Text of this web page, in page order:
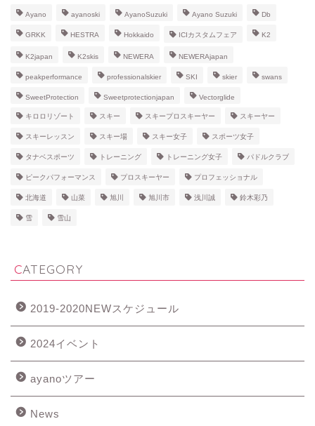
Ayano ayanoski AyanoSuzuki Ayano Suzuki Db
GRKK HESTRA Hokkaido ICIカスタムフェア K2
K2japan K2skis NEWERA NEWERAjapan
peakperformance professionalskier SKI skier swans
SweetProtection Sweetprotectionjapan Vectorglide
キロロリゾート スキー スキープロスキーヤー スキーヤー
スキーレッスン スキー場 スキー女子 スポーツ女子
タナベスポーツ トレーニング トレーニング女子 パドルクラブ
ピークパフォーマンス プロスキーヤー プロフェッショナル
北海道 山菜 旭川 旭川市 浅川誠 鈴木彩乃
雪 雪山
CATEGORY
2019-2020NEWスケジュール
2024イベント
ayanoツアー
News